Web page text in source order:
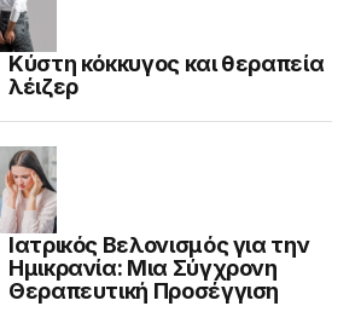
Κύστη κόκκυγος και θεραπεία
λέιζερ
Ιατρικός Βελονισμός για την
Ημικρανία: Μια Σύγχρονη
Θεραπευτική Προσέγγιση